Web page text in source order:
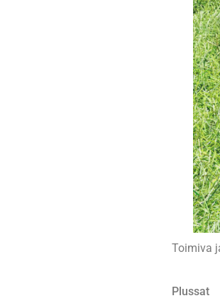
Toimiva
Plussat